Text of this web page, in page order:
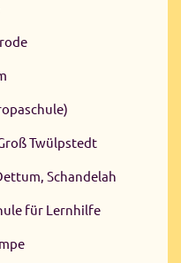
Twülpstedt
Schandelah
für Lernhilfe